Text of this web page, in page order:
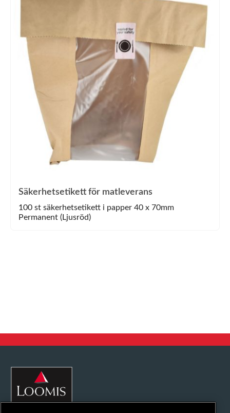
Säkerhetsetikett för matleverans
100 st säkerhetsetikett i papper 40 x 70mm
Permanent (Ljusröd)